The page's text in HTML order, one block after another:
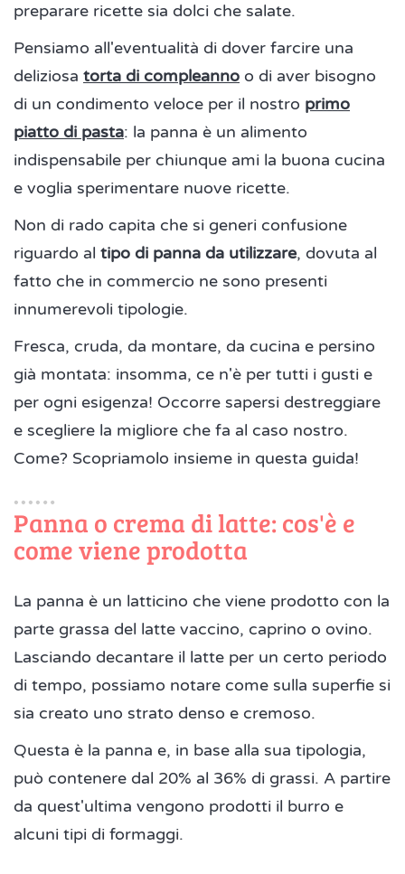
preparare ricette sia dolci che salate.
Pensiamo all'eventualità di dover farcire una
deliziosa torta di compleanno o di aver bisogno
di un condimento veloce per il nostro primo
piatto di pasta: la panna è un alimento
indispensabile per chiunque ami la buona cucina
e voglia sperimentare nuove ricette.
Non di rado capita che si generi confusione
riguardo al tipo di panna da utilizzare, dovuta al
fatto che in commercio ne sono presenti
innumerevoli tipologie.
Fresca, cruda, da montare, da cucina e persino
già montata: insomma, ce n'è per tutti i gusti e
per ogni esigenza! Occorre sapersi destreggiare
e scegliere la migliore che fa al caso nostro.
Come? Scopriamolo insieme in questa guida!
Panna o crema di latte: cos'è e
come viene prodotta
La panna è un latticino che viene prodotto con la
parte grassa del latte vaccino, caprino o ovino.
Lasciando decantare il latte per un certo periodo
di tempo, possiamo notare come sulla superfie si
sia creato uno strato denso e cremoso.
Questa è la panna e, in base alla sua tipologia,
può contenere dal 20% al 36% di grassi. A partire
da quest'ultima vengono prodotti il burro e
alcuni tipi di formaggi.